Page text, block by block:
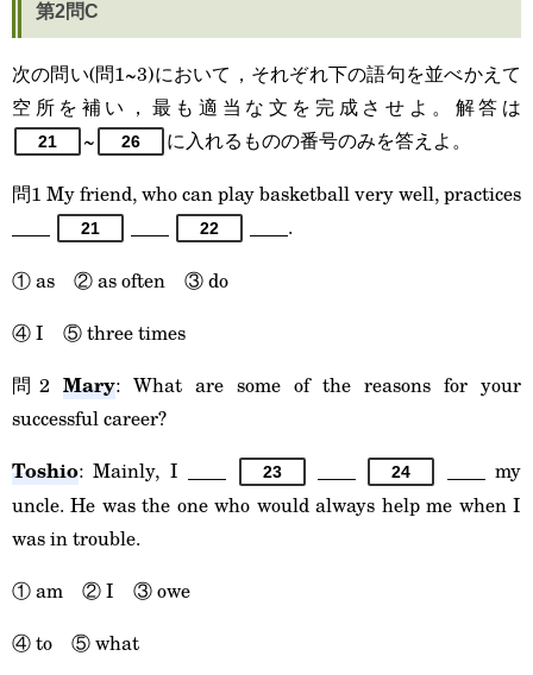
第2問C
次の問い(問1~3)において，それぞれ下の語句を並べかえて
空所を補い，最も適当な文を完成させよ。解答は
21 ~ 26
に入れるものの番号のみを答えよ。
問1 My friend, who can play basketball very well, practices
21 22
____.
① as ② as often ③ do
④ I ⑤ three times
問2 Mary: What are some of the reasons for your
successful career?
Toshio: Mainly, I ____ 23 24
____ my
uncle. He was the one who would always help me when I
was in trouble.
① am ② I ③ owe
④ to ⑤ what